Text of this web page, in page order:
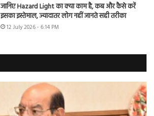
जानिए Hazard Light का क्या काम है, कब और कैसे करें
इसका इस्तेमाल, ज्यादातर लोग नहीं जानते सही तरीका
12 July 2026 - 6:14 PM